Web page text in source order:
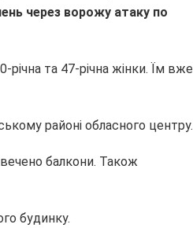
через ворожу атаку по
річна та 47-річна жінки. Їм вже
районі обласного центру.
балкони. Також
будинку.